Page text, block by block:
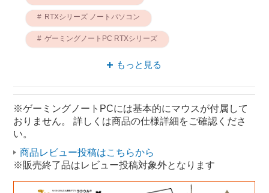
RTXシリーズ ノートパソコン
ゲーミングノートPC RTXシリーズ
ゲーミングノートPC Windows11
ノートパソコン MSI
ゲーミングノートPC MSI
もっと見る
※ゲーミングノートPCには基本的にマウスが付属して
おりません。 詳しくは商品の仕様詳細をご確認くださ
い。
商品レビュー投稿はこちらから
※販売終了品はレビュー投稿対象外となります